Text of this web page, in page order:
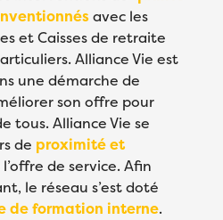
avec les
et Caisses de retraite
Alliance Vie est
une démarche de
son offre pour
tous. Alliance Vie se
de proximité et
de service. Afin
le réseau s’est doté
de formation interne.